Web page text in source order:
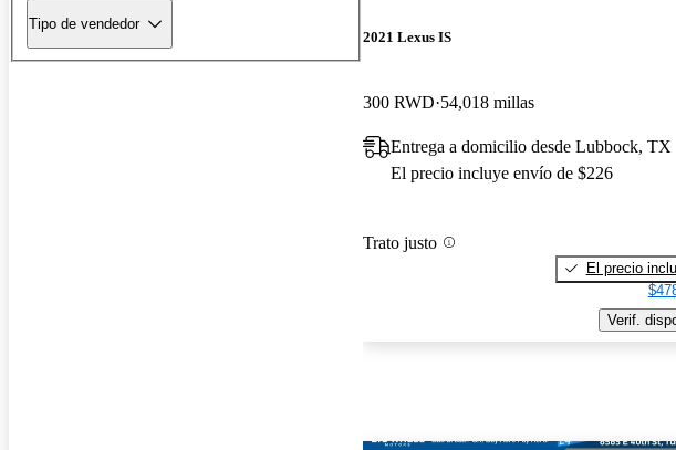
Tipo de vendedor
2021 Lexus IS
300 RWD 54,018 millas
Entrega a domicilio desde Lubbock, TX
El precio incluye envío de $226
Trato justo
El precio
Verif.